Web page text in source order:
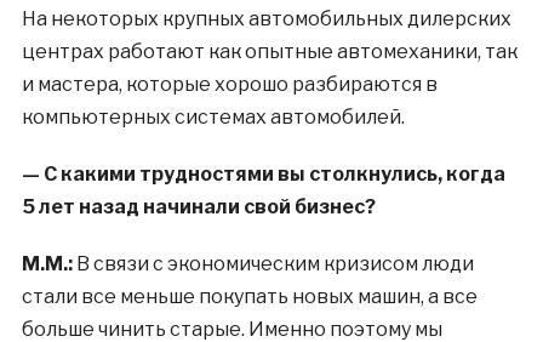
На некоторых крупных автомобильных дилерских
центрах работают как опытные автомеханики, так
и мастера, которые хорошо разбираются в
компьютерных системах автомобилей.
— С какими трудностями вы столкнулись, когда
5 лет назад начинали свой бизнес?
М.М.:В связи с экономическим кризисом люди
стали все меньше покупать новых машин, а все
больше чинить старые. Именно поэтому мы